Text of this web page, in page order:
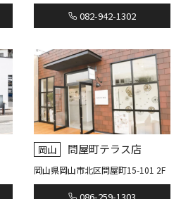
082-942-1302
岡山 問屋町テラス店
岡山県岡山市北区問屋町15-101 2F